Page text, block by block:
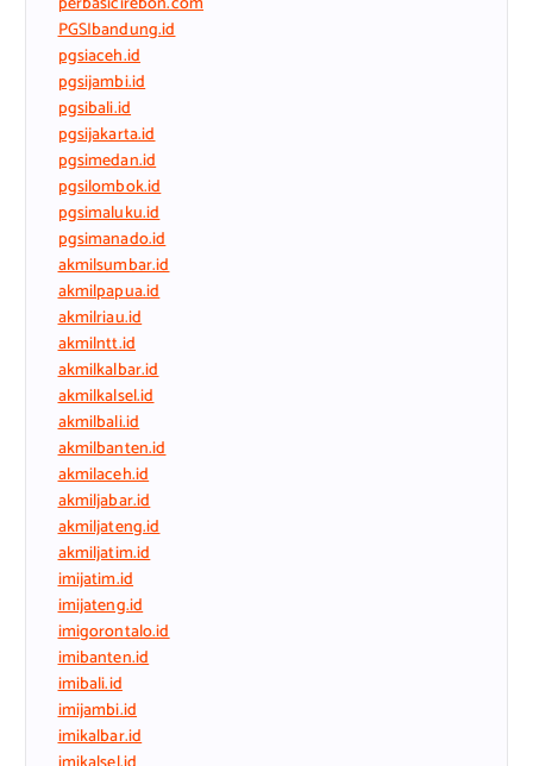
PGSIbandung.id
pgsiaceh.id
pgsijambi.id
pgsibali.id
pgsijakarta.id
pgsimedan.id
pgsilombok.id
pgsimaluku.id
pgsimanado.id
akmilsumbar.id
akmilpapua.id
akmilriau.id
akmilntt.id
akmilkalbar.id
akmilkalsel.id
akmilbali.id
akmilbanten.id
akmilaceh.id
akmiljabar.id
akmiljateng.id
akmiljatim.id
imijatim.id
imijateng.id
imigorontalo.id
imibanten.id
imibali.id
imijambi.id
imikalbar.id